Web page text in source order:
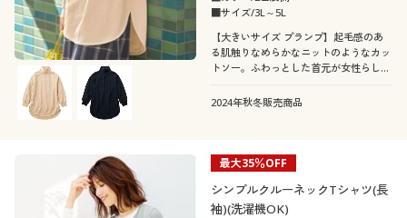
■サイズ/3L～5L
【大きいサイズ プランプ】起毛感のあ
る肌触りなめらかなニットのようなカッ
トソー。ふわっとした首元が女性らしい
2024年秋冬販売商品
最大35％OFF
シンプルクルーネックTシャツ(長
袖)(洗濯機OK)